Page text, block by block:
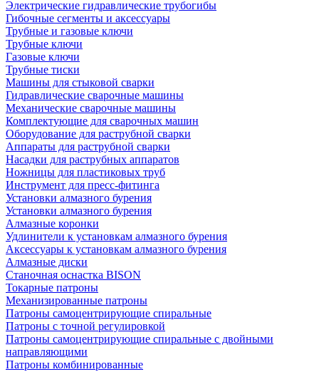
Электрические гидравлические трубогибы
Гибочные сегменты и аксессуары
Трубные и газовые ключи
Трубные ключи
Газовые ключи
Трубные тиски
Машины для стыковой сварки
Гидравлические сварочные машины
Механические сварочные машины
Комплектующие для сварочных машин
Оборудование для раструбной сварки
Аппараты для раструбной сварки
Насадки для раструбных аппаратов
Ножницы для пластиковых труб
Инструмент для пресс-фитинга
Установки алмазного бурения
Установки алмазного бурения
Алмазные коронки
Удлинители к установкам алмазного бурения
Аксессуары к установкам алмазного бурения
Алмазные диски
Станочная оснастка BISON
Токарные патроны
Механизированные патроны
Патроны самоцентрирующие спиральные
Патроны с точной регулировкой
Патроны самоцентрирующие спиральные с двойными
направляющими
Патроны комбинированные